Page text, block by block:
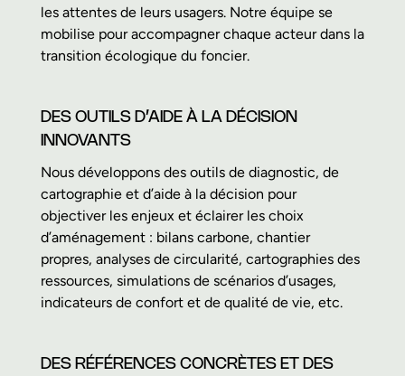
les attentes de leurs usagers. Notre équipe se
mobilise pour accompagner chaque acteur dans la
transition écologique du foncier.
DES OUTILS D’AIDE À LA DÉCISION
INNOVANTS
Nous développons des outils de diagnostic, de
cartographie et d’aide à la décision pour
objectiver les enjeux et éclairer les choix
d’aménagement : bilans carbone, chantier
propres, analyses de circularité, cartographies des
ressources, simulations de scénarios d’usages,
indicateurs de confort et de qualité de vie, etc.
DES RÉFÉRENCES CONCRÈTES ET DES